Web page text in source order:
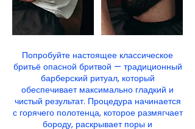
Попробуйте настоящее классическое
бритьё опасной бритвой — традиционный
барберский ритуал, который
обеспечивает максимально гладкий и
чистый результат. Процедура начинается
с горячего полотенца, которое размягчает
бороду, раскрывает поры и